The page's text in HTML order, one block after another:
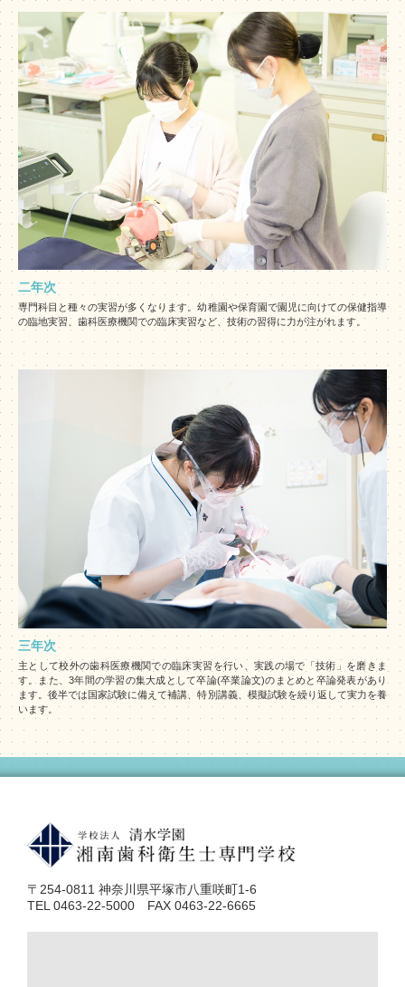
二年次
専門科目と種々の実習が多くなります。幼稚園や保育園で園児に向けての保健指導
の臨地実習、歯科医療機関での臨床実習など、技術の習得に力が注がれます。
三年次
主として校外の歯科医療機関での臨床実習を行い、実践の場で「技術」を磨きま
す。また、3年間の学習の集大成として卒論(卒業論文)のまとめと卒論発表があり
ます。後半では国家試験に備えて補講、特別講義、模擬試験を繰り返して実力を養
います。
〒254-0811 神奈川県平塚市八重咲町1-6
TEL 0463-22-5000 FAX 0463-22-6665